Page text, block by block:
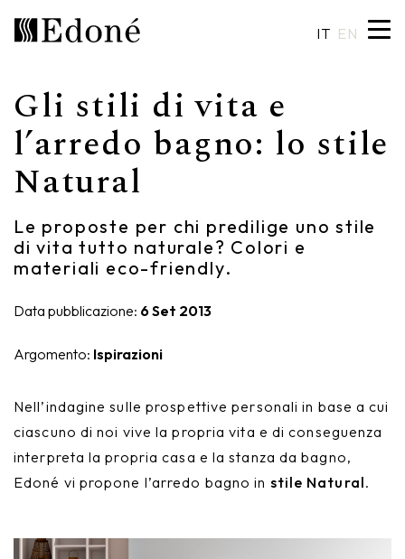
IT EN
Gli stili di vita e
l’arredo bagno: lo stile
Natural
Le proposte per chi predilige uno stile
di vita tutto naturale? Colori e
materiali eco-friendly.
Data pubblicazione: 6 Set 2013
Argomento: Ispirazioni
Nell’indagine sulle prospettive personali in base a cui
ciascuno di noi vive la propria vita e di conseguenza
interpreta la propria casa e la stanza da bagno,
Edoné vi propone l’arredo bagno in stile Natural.
Calipso
Chrono 38/44
Giunone
Eros
Rivestimenti
Specchiere
Miscelatori
Made in Italy
Finiture e materiali